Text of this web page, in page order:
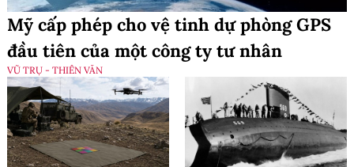
Mỹ cấp phép cho vệ tinh dự phòng GPS
đầu tiên của một công ty tư nhân
VŨ TRỤ - THIÊN VĂN